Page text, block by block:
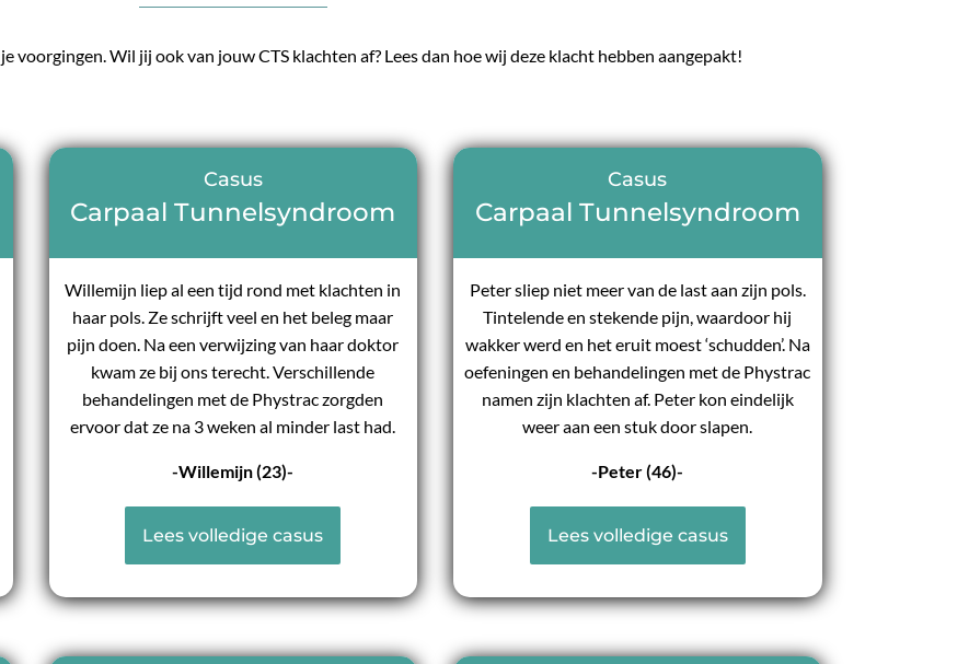
voorgingen. Wil jij ook van jouw CTS klachten af? Lees dan hoe wij deze klacht hebben aangepakt!
Casus
Carpaal Tunnelsyndroom
Willemijn liep al een tijd rond met klachten in
haar pols. Ze schrijft veel en het beleg maar
pijn doen. Na een verwijzing van haar doktor
kwam ze bij ons terecht. Verschillende
behandelingen met de Phystrac zorgden
ervoor dat ze na 3 weken al minder last had.
-Willemijn (23)-
Lees volledige casus
Casus
Carpaal Tunnelsyndroom
Peter sliep niet meer van de last aan zijn pols.
Tintelende en stekende pijn, waardoor hij
wakker werd en het eruit moest ‘schudden’. Na
oefeningen en behandelingen met de Phystrac
namen zijn klachten af. Peter kon eindelijk
weer aan een stuk door slapen.
-Peter (46)-
Lees volledige casus